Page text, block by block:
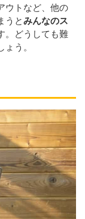
ウトなど、他の
うとみんなのス
どうしても難
う。